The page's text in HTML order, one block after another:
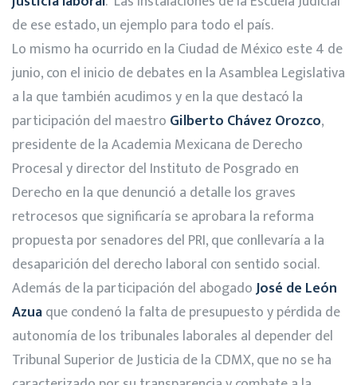
de ese estado, un ejemplo para todo el país.
Lo mismo ha ocurrido en la Ciudad de México este 4 de
junio, con el inicio de debates en la Asamblea Legislativa
a la que también acudimos y en la que destacó la
participación del maestro Gilberto Chávez Orozco,
presidente de la Academia Mexicana de Derecho
Procesal y director del Instituto de Posgrado en
Derecho en la que denunció a detalle los graves
retrocesos que significaría se aprobara la reforma
propuesta por senadores del PRI, que conllevaría a la
desaparición del derecho laboral con sentido social.
Además de la participación del abogadoJosé de León
Azuaque condenó la falta de presupuesto y pérdida de
autonomía de los tribunales laborales al depender del
Tribunal Superior de Justicia de la CDMX, que no se ha